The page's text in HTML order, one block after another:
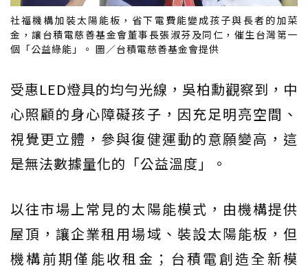
社福機構加裝太陽能板，省下電費能變成孩子與長者的加菜
金，讓台積電慈善基金會董事長張淑芬及同仁，催生台灣第一
個「公益綠能」。 圖／台積電慈善基金會提供
受惠LED燈具的均勻光線，吳柏勳觀察到，中
心照顧的身心障礙孩子，因充足明亮空間、
視覺更立體，參與復健運動的意願變高，這
是無法數據量化的「公益溫度」。
以往市場上常見的太陽能模式，由機構提供
屋頂，讓企業租用場域、裝設太陽能板，但
機構前期僅能收租金；台積電創造全新模